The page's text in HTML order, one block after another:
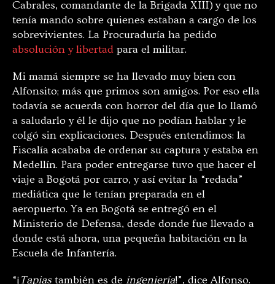
Cabrales, comandante de la Brigada XIII) y que no
tenía mando sobre quienes estaban a cargo de los
sobrevivientes. La Procuraduría ha pedido
absolución y libertad para el militar.
Mi mamá siempre se ha llevado muy bien con
Alfonsito; más que primos son amigos. Por eso ella
todavía se acuerda con horror del día que lo llamó
a saludarlo y él le dijo que no podían hablar y le
colgó sin explicaciones. Después entendimos: la
Fiscalía acababa de ordenar su captura y estaba en
Medellín. Para poder entregarse tuvo que hacer el
viaje a Bogotá por carro, y así evitar la “redada”
mediática que le tenían preparada en el
aeropuerto. Ya en Bogotá se entregó en el
Ministerio de Defensa, desde donde fue llevado a
donde está ahora, una pequeña habitación en la
Escuela de Infantería.
“¡Tapias también es de ingeniería!”, dice Alfonso.